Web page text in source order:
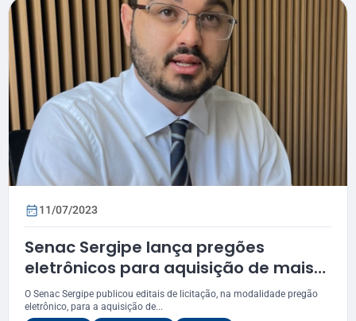
11/07/2023
Senac Sergipe lança pregões
eletrônicos para aquisição de mais
de 300 itens alimentícios
O Senac Sergipe publicou editais de licitação, na modalidade pregão
eletrônico, para a aquisição de...